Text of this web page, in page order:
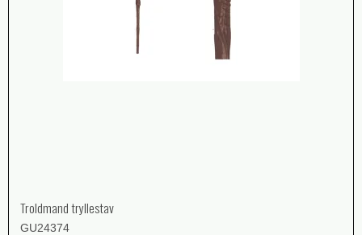
Troldmand tryllestav
GU24374